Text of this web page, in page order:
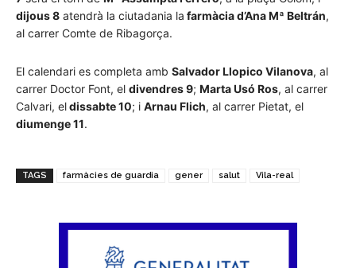
dijous 8 atendrà la ciutadania la farmàcia d’Ana Mª Beltrán,
al carrer Comte de Ribagorça.
El calendari es completa amb Salvador Llopico Vilanova, al
carrer Doctor Font, el divendres 9; Marta Usó Ros, al carrer
Calvari, eldissabte 10; i Arnau Flich, al carrer Pietat, el
diumenge 11.
TAGS farmàcies de guardia gener salut Vila-real